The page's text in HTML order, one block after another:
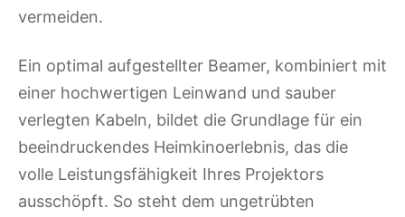
vermeiden.
Ein optimal aufgestellter Beamer, kombiniert mit
einer hochwertigen Leinwand und sauber
verlegten Kabeln, bildet die Grundlage für ein
beeindruckendes Heimkinoerlebnis, das die
volle Leistungsfähigkeit Ihres Projektors
ausschöpft. So steht dem ungetrübten